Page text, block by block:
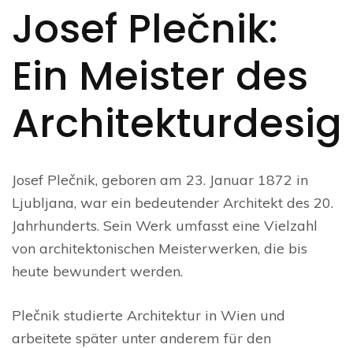
Josef Plečnik:
Ein Meister des
Josef Plečnik, geboren am 23. Januar 1872 in
Ljubljana, war ein bedeutender Architekt des 20.
Jahrhunderts. Sein Werk umfasst eine Vielzahl
von architektonischen Meisterwerken, die bis
heute bewundert werden.
Plečnik studierte Architektur in Wien und
arbeitete später unter anderem für den